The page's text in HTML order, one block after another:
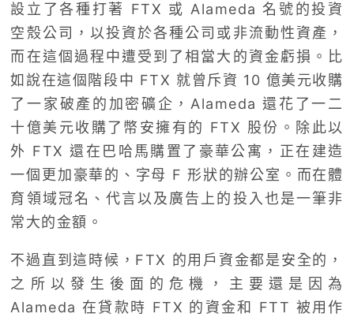
設立了各種打著 FTX 或 Alameda 名號的投資
空殼公司，以投資於各種公司或非流動性資產，
而在這個過程中遭受到了相當大的資金虧損。比
如說在這個階段中 FTX 就曾斥資 10 億美元收購
了一家破產的加密礦企，Alameda 還花了一二
十億美元收購了幣安擁有的 FTX 股份。除此以
外 FTX 還在巴哈馬購置了豪華公寓，正在建造
一個更加豪華的、字母 F 形狀的辦公室。而在體
育領域冠名、代言以及廣告上的投入也是一筆非
常大的金額。
不過直到這時候，FTX 的用戶資金都是安全的，
之所以發生後面的危機，主要還是因為
Alameda 在貸款時 FTX 的資金和 FTT 被用作